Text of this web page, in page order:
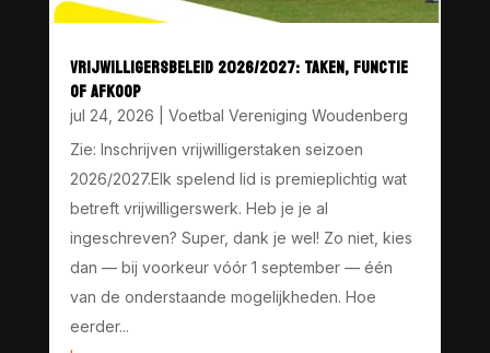
VRIJWILLIGERSBELEID 2026/2027: TAKEN, FUNCTIE
OF AFKOOP
jul 24, 2026
Voetbal Vereniging Woudenberg
Zie: Inschrijven vrijwilligerstaken seizoen
2026/2027.Elk spelend lid is premieplichtig wat
betreft vrijwilligerswerk. Heb je je al
ingeschreven? Super, dank je wel! Zo niet, kies
dan — bij voorkeur vóór 1 september — één
van de onderstaande mogelijkheden. Hoe
eerder...